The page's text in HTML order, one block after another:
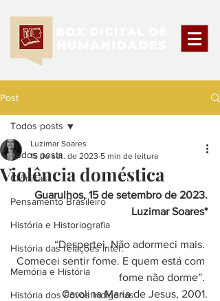
Post
Todos posts
Crônicas
Pensamento Brasileiro
História e Historiografia
História das relações Inter.
Memória e História
História dos Povos Indígenas
Todos posts
Violência doméstica
Luzimar Soares
15 de set. de 2023 5 min de leitura
Guarulhos, 15 de setembro de 2023.
Luzimar Soares*
“Despertei. Não adormeci mais.
Comecei sentir fome. E quem está com
fome não dorme”.
Carolina Maria de Jesus, 2001.